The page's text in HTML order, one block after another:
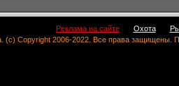
Реклама на сайте Охота
(c) Copyright 2006-2022. Все права защищены.